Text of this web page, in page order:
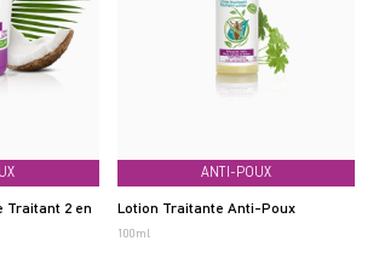
Traitant 2 en
ANTI-POUX
Lotion Traitante Anti-Poux
100ml